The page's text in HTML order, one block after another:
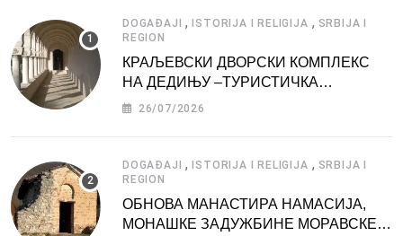
DOGAĐAJI ,ISTORIJA I RELIGIJA , SRBIJA I
REGION
КРАЉЕВСКИ ДВОРСКИ КОМПЛЕКС
НА ДЕДИЊУ –ТУРИСТИЧКА
АТРАКЦИЈА
26/07/2026
DOGAĐAJI ,ISTORIJA I RELIGIJA , SRBIJA I
REGION
ОБНОВА МАНАСТИРА НАМАСИЈА,
МОНАШКЕ ЗАДУЖБИНЕ МОРАВСКЕ